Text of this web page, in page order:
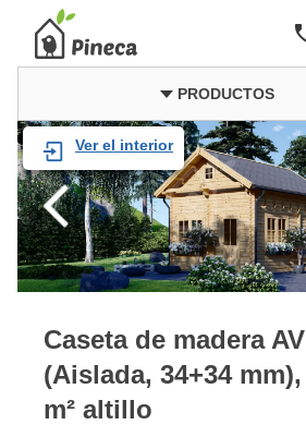
PRODUCTOS
Ver el interior
Caseta de madera
(Aislada, 34+34 mm),
m² altillo